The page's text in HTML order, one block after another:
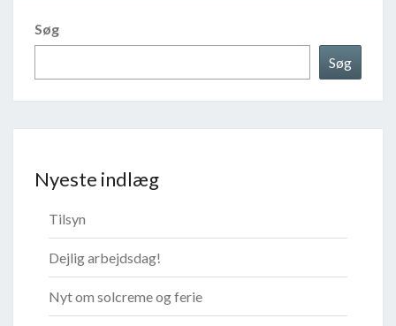
Søg
Søg
Nyeste indlæg
Tilsyn
Dejlig arbejdsdag!
Nyt om solcreme og ferie